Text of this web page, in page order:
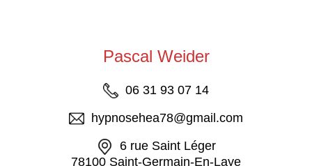
Pascal Weider
06 31 93 07 14
hypnosehea78@gmail.com
6 rue Saint Léger
78100 Saint-Germain-En-Laye